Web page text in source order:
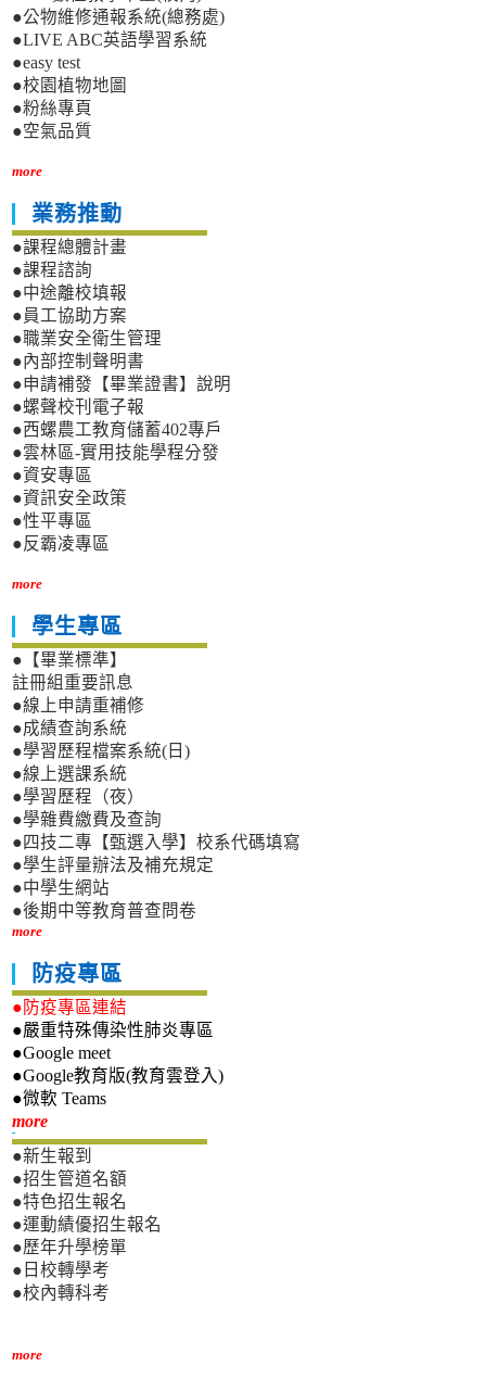
●公物維修通報系統(總務處)
●LIVE ABC英語學習系統
●easy test
●校園植物地圖
●粉絲專頁
●空氣品質
more
業務推動
●課程總體計畫
●課程諮詢
●中途離校填報
●員工協助方案
●職業安全衛生管理
●內部控制聲明書
●申請補發【畢業證書】說明
●螺聲校刊電子報
●西螺農工教育儲蓄402專戶
●雲林區-實用技能學程分發
●資安專區
●資訊安全政策
●性平專區
●反霸凌專區
more
學生專區
●【畢業標準】
註冊組重要訊息
●線上申請重補修
●成績查詢系統
●學習歷程檔案系統(日)
●線上選課系統
●學習歷程（夜）
●學雜費繳費及查詢
●四技二專【甄選入學】校系代碼填寫
●學生評量辦法及補充規定
●中學生網站
●後期中等教育普查問卷
more
防疫專區
●防疫專區連結
●嚴重特殊傳染性肺炎專區
●Google meet
●Google教育版(教育雲登入)
●微軟 Teams
more新生專區
●新生報到
●招生管道名額
●特色招生報名
●運動績優招生報名
●歷年升學榜單
●日校轉學考
●校內轉科考
more